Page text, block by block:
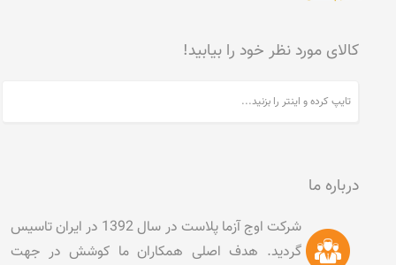
کالای مورد نظر خود را بیابید!
درباره ما
شرکت اوج آزما پلاست در سال 1392 در ایران تاسیس
گردید. هدف اصلی همکاران ما کوشش در جهت